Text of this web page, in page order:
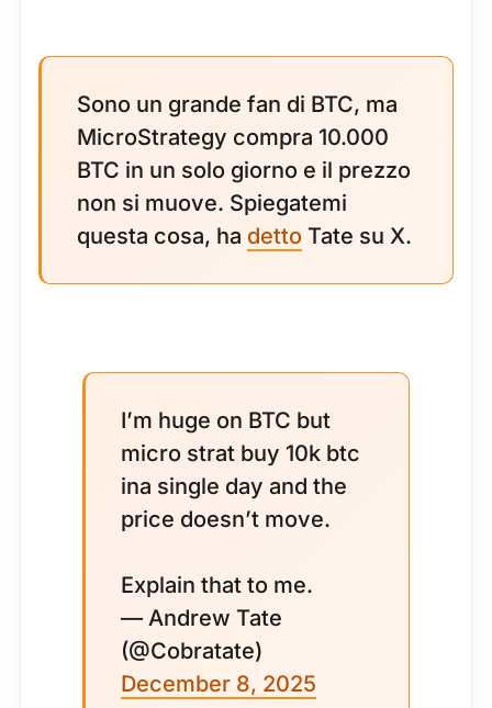
Sono un grande fan di BTC, ma
MicroStrategy compra 10.000
BTC in un solo giorno e il prezzo
non si muove. Spiegatemi
questa cosa, ha detto Tate su X.
I’m huge on BTC but
micro strat buy 10k btc
ina single day and the
price doesn’t move.
Explain that to me.
— Andrew Tate
(@Cobratate)
December 8, 2025